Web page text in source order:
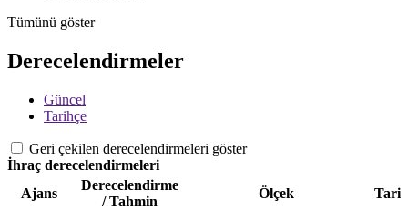
Tümünü göster
Derecelendirmeler
Güncel
Tarihçe
Geri çekilen derecelendirmeleri göster
İhraç derecelendirmeleri
Ajans
Derecelendirme
/ Tahmin
Ölçek
Tarih